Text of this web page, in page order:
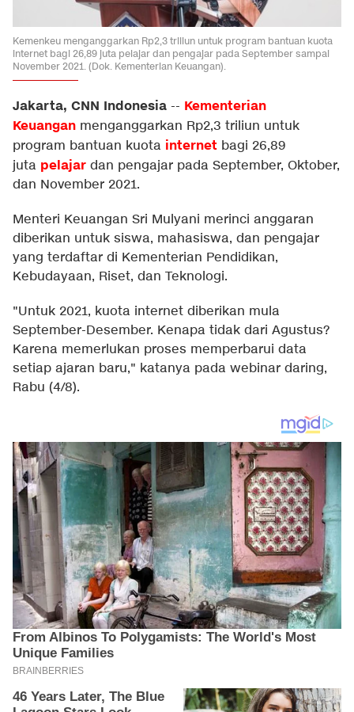
Kemenkeu menganggarkan Rp2,3 triliun untuk program bantuan kuota
internet bagi 26,89 juta pelajar dan pengajar pada September sampai
November 2021. (Dok. Kementerian Keuangan).
Jakarta, CNN Indonesia -- Kementerian
Keuangan menganggarkan Rp2,3 triliun untuk
program bantuan kuota internet bagi 26,89
juta pelajar dan pengajar pada September, Oktober,
dan November 2021.
Menteri Keuangan Sri Mulyani merinci anggaran
diberikan untuk siswa, mahasiswa, dan pengajar
yang terdaftar di Kementerian Pendidikan,
Kebudayaan, Riset, dan Teknologi.
"Untuk 2021, kuota internet diberikan mula
September-Desember. Kenapa tidak dari Agustus?
Karena memerlukan proses memperbarui data
setiap ajaran baru," katanya pada webinar daring,
Rabu (4/8).